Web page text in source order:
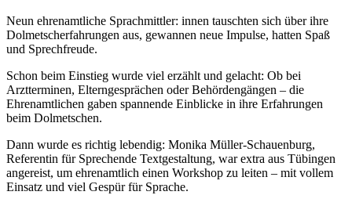
Neun ehrenamtliche Sprachmittler: innen tauschten sich über ihre
Dolmetscherfahrungen aus, gewannen neue Impulse, hatten Spaß
und Sprechfreude.
Schon beim Einstieg wurde viel erzählt und gelacht: Ob bei
Arztterminen, Elterngesprächen oder Behördengängen – die
Ehrenamtlichen gaben spannende Einblicke in ihre Erfahrungen
beim Dolmetschen.
Dann wurde es richtig lebendig: Monika Müller-Schauenburg,
Referentin für Sprechende Textgestaltung, war extra aus Tübingen
angereist, um ehrenamtlich einen Workshop zu leiten – mit vollem
Einsatz und viel Gespür für Sprache.